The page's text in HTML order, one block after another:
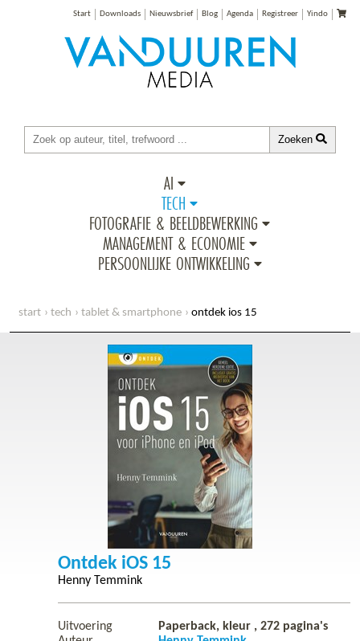
Start Downloads Nieuwsbrief Blog Agenda Registreer Yindo
Zoeken
AI
TECH
FOTOGRAFIE & BEELDBEWERKING
MANAGEMENT & ECONOMIE
PERSOONLIJKE ONTWIKKELING
start tech tablet & smartphone ontdek ios 15
Ontdek iOS 15
Henny Temmink
Uitvoering Paperback, kleur , 272 pagina's